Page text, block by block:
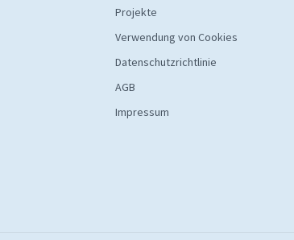
Projekte
Verwendung von Cookies
Datenschutzrichtlinie
AGB
Impressum